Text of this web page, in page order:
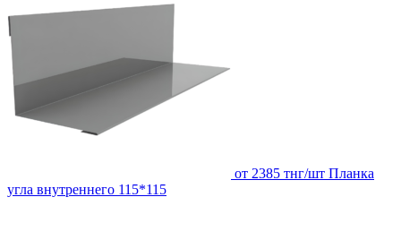
от 2385 тнг/шт Планка
угла внутреннего 115*115